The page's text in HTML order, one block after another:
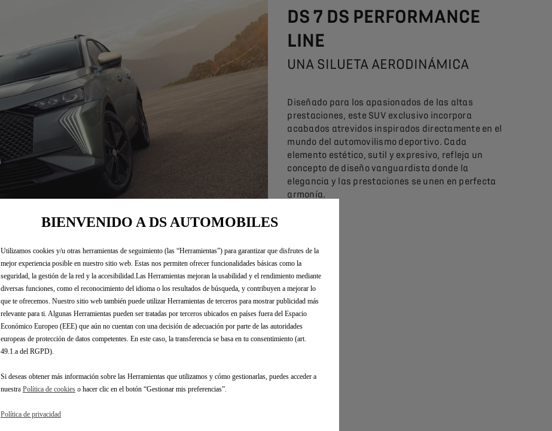
DS 7 DS PERFORMANCE
LINE
UNA SILUETA AERODINÁMICA
Diseñado para los apasionados de las altas
prestaciones, este SUV exclusivo incorpora
acabados atrevidos inspirados directamente en el
mundo del automovilismo deportivo. Cada
elemento estético, sutil y expresivo, refleja un
concepto de diseño vanguardista donde la
elegancia y las prestaciones se unen en perfecta
armonía.
EXTERIOR
BIENVENIDO A DS AUTOMOBILES
Utilizamos cookies y/u otras herramientas de seguimiento (las “Herramientas”) para garantizar que disfrutes de la
mejor experiencia posible en nuestro sitio web. Estas nos permiten ofrecer funcionalidades básicas como la
seguridad, la gestión de la red y la accesibilidad.Las Herramientas mejoran la usabilidad y el rendimiento mediante
diversas funciones, como el reconocimiento del idioma o los resultados de búsqueda, y contribuyen a mejorar lo
que te ofrecemos. Nuestro sitio web también puede utilizar Herramientas de terceros para mostrar publicidad más
relevante para ti. Algunas Herramientas pueden ser tratadas por terceros ubicados en países fuera del Espacio
Económico Europeo (EEE) que aún no cuentan con una decisión de adecuación por parte de las autoridades
europeas de protección de datos competentes. En este caso, la transferencia se basa en tu consentimiento (art.
49.1.a del RGPD).
Si deseas obtener más información sobre las Herramientas que utilizamos y cómo gestionarlas, puedes acceder a
nuestra Política de cookies o hacer clic en el botón “Gestionar mis preferencias”.
Política de privacidad